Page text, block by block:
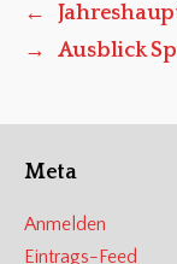
←
→
Ausblick
Meta
Anmelden
Eintrags-Feed